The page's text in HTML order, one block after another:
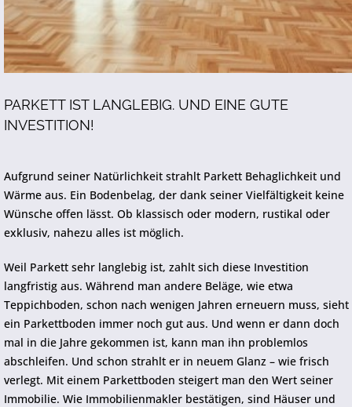
Aufgrund seiner Natürlichkeit strahlt Parkett Behaglichkeit und
Wärme aus. Ein Bodenbelag, der dank seiner Vielfältigkeit keine
Wünsche offen lässt. Ob klassisch oder modern, rustikal oder
exklusiv, nahezu alles ist möglich.
Weil Parkett sehr langlebig ist, zahlt sich diese Investition
langfristig aus. Während man andere Beläge, wie etwa
Teppichboden, schon nach wenigen Jahren erneuern muss, sieht
ein Parkettboden immer noch gut aus. Und wenn er dann doch
mal in die Jahre gekommen ist, kann man ihn problemlos
abschleifen. Und schon strahlt er in neuem Glanz – wie frisch
verlegt. Mit einem Parkettboden steigert man den Wert seiner
Immobilie. Wie Immobilienmakler bestätigen, sind Häuser und
PARKETT IST LANGLEBIG. UND EINE GUTE
INVESTITION!